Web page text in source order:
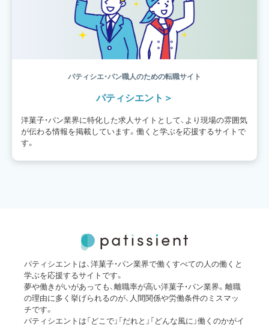
パティシエ・パン職人のための転職サイト
パティシエント
洋菓子・パン業界に特化した求人サイトとして、より現場の雰囲気
が伝わる情報を掲載しています。働くと学ぶを応援するサイトで
す。
パティシエントは、洋菓子・パン業界で働くすべての人の働くと
学ぶを応援するサイトです。
夢や働きがいがあっても、離職率が高い洋菓子・パン業界。離職
の理由に多く挙げられるのが、人間関係や労働条件のミスマッ
チです。
パティシエントは「どこで」「だれと」「どんな風に」働くのかがイ